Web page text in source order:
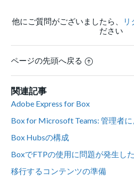
他にご質問がございましたら、 リ
ださい
ページの先頭へ戻る
関連記事
Adobe Express for Box
Box for Microsoft Teams: 管理者
Box Hubsの構成
BoxでFTPの使用に問題が発生し
移行するコンテンツの準備